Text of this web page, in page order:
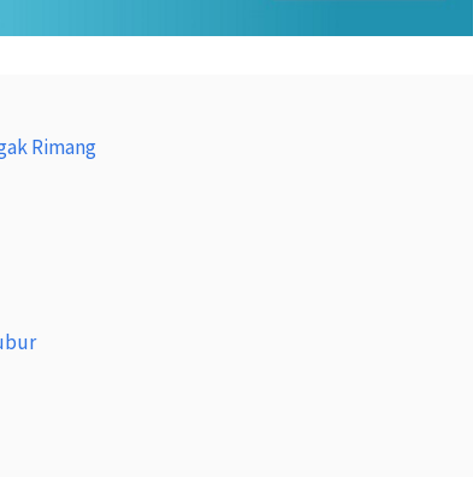
Rimang